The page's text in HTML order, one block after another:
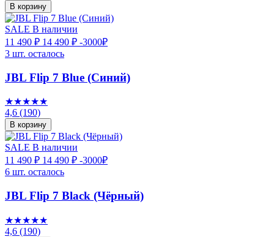
В корзину
SALE В наличии
11 490 ₽ 14 490 ₽ -3000₽
3 шт. осталось
JBL Flip 7 Blue (Синий)
★★★★★
4,6 (190)
В корзину
SALE В наличии
11 490 ₽ 14 490 ₽ -3000₽
6 шт. осталось
JBL Flip 7 Black (Чёрный)
★★★★★
4,6 (190)